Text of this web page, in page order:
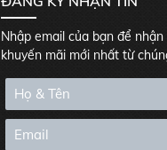
Nhập email của bạn để
khuyến mãi mới nhất từ